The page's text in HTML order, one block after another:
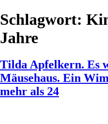
Schlagwort:
Jahre
Tilda Apfelkern. Es
Mäusehaus. Ein
mehr als 24